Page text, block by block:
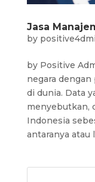
Jasa
by
by Positive
negara
di dunia. Data
menyebutkan,
Indonesia
antaranya atau